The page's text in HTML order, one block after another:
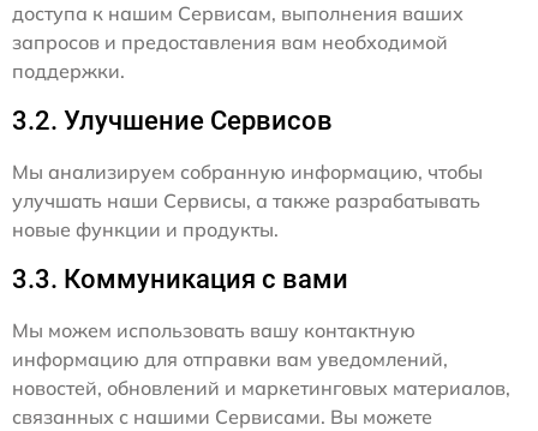
доступа к нашим Сервисам, выполнения ваших
запросов и предоставления вам необходимой
поддержки.
3.2. Улучшение Сервисов
Мы анализируем собранную информацию, чтобы
улучшать наши Сервисы, а также разрабатывать
новые функции и продукты.
3.3. Коммуникация с вами
Мы можем использовать вашу контактную
информацию для отправки вам уведомлений,
новостей, обновлений и маркетинговых материалов,
связанных с нашими Сервисами. Вы можете